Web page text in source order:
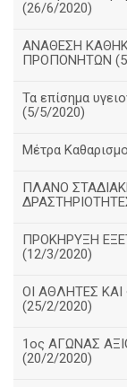
(26/6/2020)
ΑΝΑΘΕΣΗ
ΠΡΟΠΟΝΗΤΩΝ
Τα επίσημα
(5/5/2020)
Μέτρα
ΠΛΑΝΟ
ΠΡΟΚΗΡΥΞΗ
(12/3/2020)
ΟΙ ΑΘΛΗΤΕΣ
(25/2/2020)
1ος ΑΓΩΝΑΣ
(20/2/2020)